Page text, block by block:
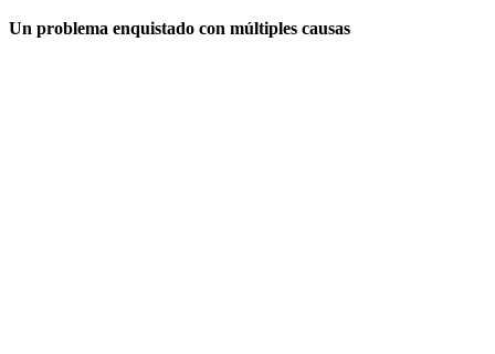
Un problema enquistado con múltiples causas